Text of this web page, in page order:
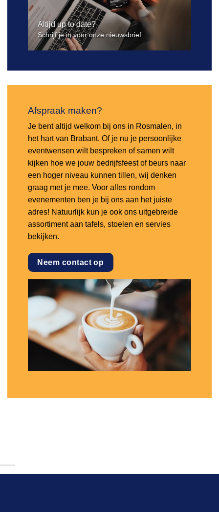
Altijd up to date?
Schrijf je in voor onze nieuwsbrief
Afspraak maken?
Je bent altijd welkom bij ons in Rosmalen, in
het hart van Brabant. Of je nu je persoonlijke
eventwensen wilt bespreken of samen wilt
kijken hoe we jouw bedrijfsfeest of beurs naar
een hoger niveau kunnen tillen, wij denken
graag met je mee. Voor alles rondom
evenementen ben je bij ons aan het juiste
adres! Natuurlijk kun je ook ons uitgebreide
assortiment aan tafels, stoelen en servies
bekijken.
Neem contact op